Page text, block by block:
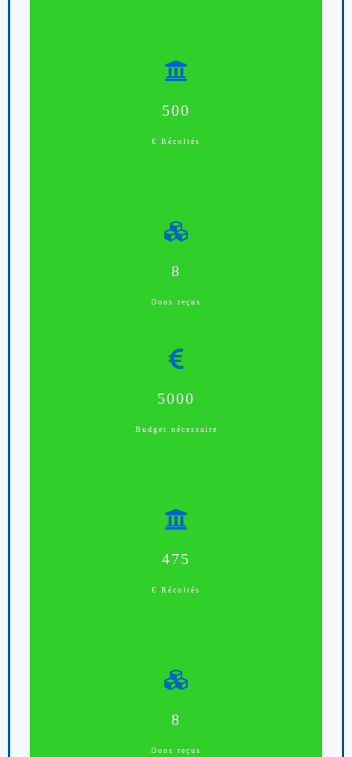
500
€ Récoltés
8
Dons reçus
5000
Budget nécessaire
500
€ Récoltés
8
Dons reçus